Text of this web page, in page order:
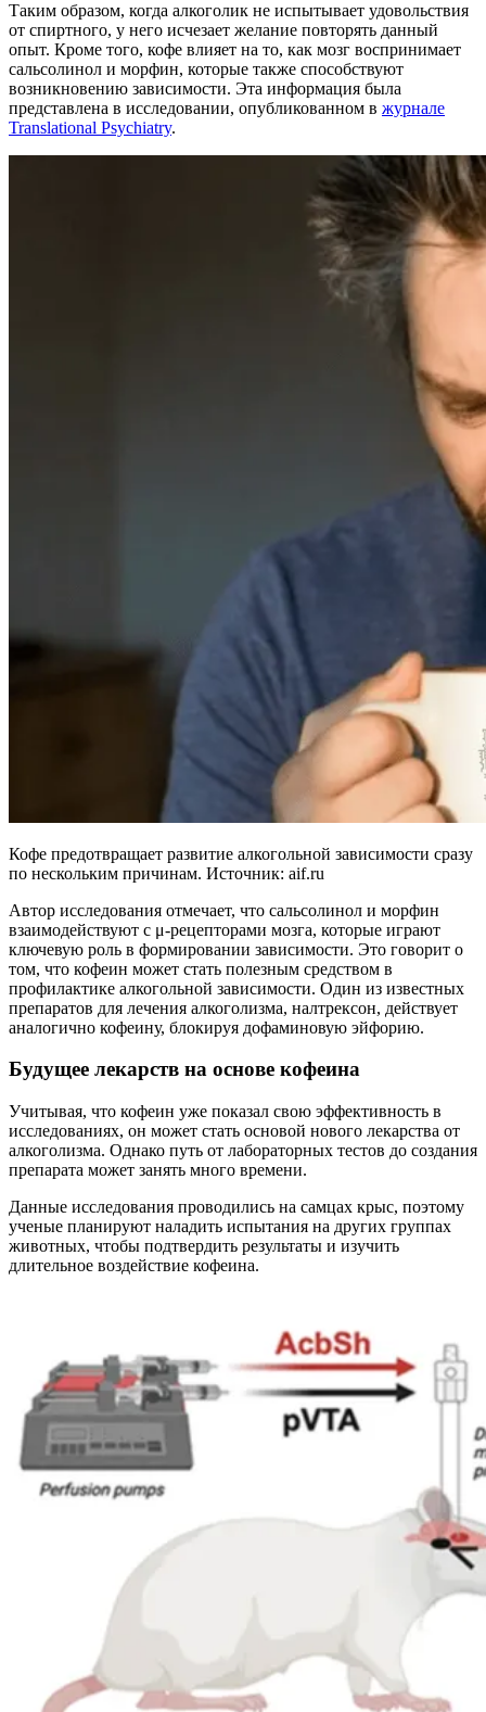
Таким образом, когда алкоголик не испытывает удовольствия
от спиртного, у него исчезает желание повторять данный
опыт. Кроме того, кофе влияет на то, как мозг воспринимает
сальсолинол и морфин, которые также способствуют
возникновению зависимости. Эта информация была
представлена в исследовании, опубликованном в журнале
Translational Psychiatry.
Кофе предотвращает развитие алкогольной зависимости сразу
по нескольким причинам. Источник: aif.ru
Автор исследования отмечает, что сальсолинол и морфин
взаимодействуют с μ-рецепторами мозга, которые играют
ключевую роль в формировании зависимости. Это говорит о
том, что кофеин может стать полезным средством в
профилактике алкогольной зависимости. Один из известных
препаратов для лечения алкоголизма, налтрексон, действует
аналогично кофеину, блокируя дофаминовую эйфорию.
Будущее лекарств на основе кофеина
Учитывая, что кофеин уже показал свою эффективность в
исследованиях, он может стать основой нового лекарства от
алкоголизма. Однако путь от лабораторных тестов до создания
препарата может занять много времени.
Данные исследования проводились на самцах крыс, поэтому
ученые планируют наладить испытания на других группах
животных, чтобы подтвердить результаты и изучить
длительное воздействие кофеина.